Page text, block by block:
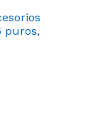
puros,
3232